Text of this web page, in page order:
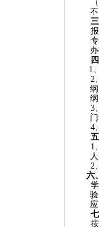
（
1
2
纲
3
4
1
2
六